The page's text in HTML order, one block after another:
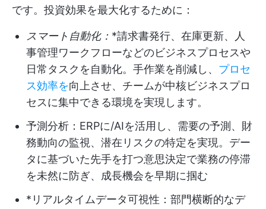
です。投資効果を最大化するために：
スマート自動化： *請求書発行、在庫更新、人
事管理ワークフローなどのビジネスプロセスや
日常タスクを自動化。手作業を削減し、 プロセ
ス効率を向上させ、チームが中核ビジネスプロ
セスに集中できる環境を実現します。
予測分析：ERPに/AIを活用し、需要の予測、財
務動向の監視、潜在リスクの特定を実現。デー
タに基づいた先手を打つ意思決定で業務の停滞
を未然に防ぎ、成長機会を早期に掴む
*リアルタイムデータ可視性：部門横断的なデ